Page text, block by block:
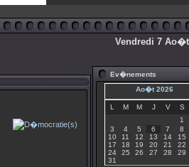
Vendredi 7 Ao�t
Ev�nements
Ao�t 2026
L M M J V S
1
3
4 5 6 7 8
10
11 12 13 14 15
17
18 19 20 21 22
24
25 26 27 28 29
31